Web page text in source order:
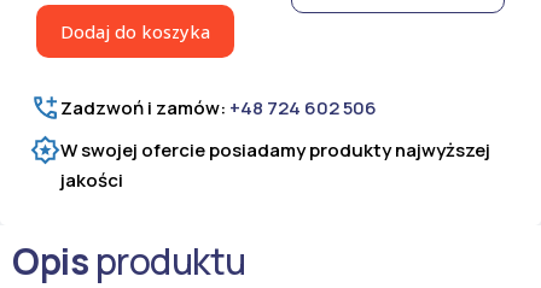
2D
8/6/8
H=1630
mm
Dodaj do koszyka
Zadzwoń i zamów: +48 724 602 506
W swojej ofercie posiadamy produkty najwyższej
jakości
Opisproduktu